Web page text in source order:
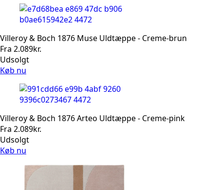
Villeroy & Boch 1876 Muse Uldtæppe - Creme-brun
Fra 2.089kr.
Udsolgt
Køb nu
Villeroy & Boch 1876 Arteo Uldtæppe - Creme-pink
Fra 2.089kr.
Udsolgt
Køb nu